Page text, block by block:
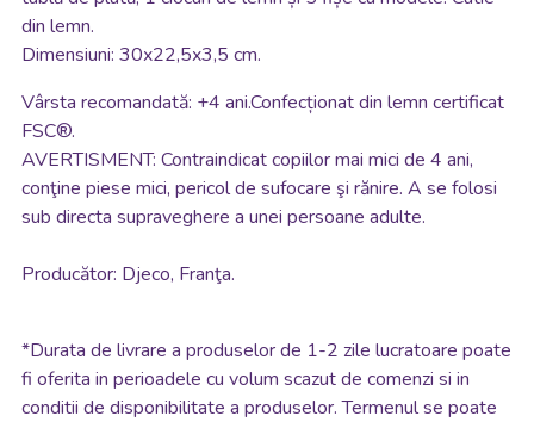
din lemn.
Dimensiuni: 30x22,5x3,5 cm.
Vârsta recomandată: +4 ani.Confecționat din lemn certificat
FSC®.
AVERTISMENT: Contraindicat copiilor mai mici de 4 ani,
conţine piese mici, pericol de sufocare şi rănire. A se folosi
sub directa supraveghere a unei persoane adulte.
Producător: Djeco, Franţa.
*Durata de livrare a produselor de 1-2 zile lucratoare poate
fi oferita in perioadele cu volum scazut de comenzi si in
conditii de disponibilitate a produselor. Termenul se poate